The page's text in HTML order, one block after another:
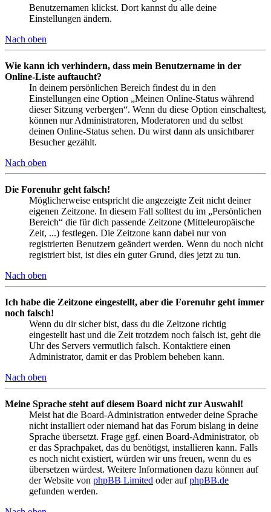
Benutzernamen klickst. Dort kannst du alle deine
Einstellungen ändern.
Nach oben
Wie kann ich verhindern, dass mein Benutzername in der
Online-Liste auftaucht?
In deinem persönlichen Bereich findest du in den
Einstellungen eine Option „Meinen Online-Status während
dieser Sitzung verbergen“. Wenn du diese Option einschaltest,
können nur Administratoren, Moderatoren und du selbst
deinen Online-Status sehen. Du wirst dann als unsichtbarer
Besucher gezählt.
Nach oben
Die Forenuhr geht falsch!
Möglicherweise entspricht die angezeigte Zeit nicht deiner
eigenen Zeitzone. In diesem Fall solltest du im „Persönlichen
Bereich“ die für dich passende Zeitzone (Mitteleuropäische
Zeit, ...) festlegen. Die Zeitzone kann dabei nur von
registrierten Benutzern geändert werden. Wenn du noch nicht
registriert bist, ist dies ein guter Grund, dies jetzt zu tun.
Nach oben
Ich habe die Zeitzone eingestellt, aber die Forenuhr geht immer
noch falsch!
Wenn du dir sicher bist, dass du die Zeitzone richtig
eingestellt hast und die Zeit trotzdem noch falsch ist, geht die
Uhr des Servers vermutlich falsch. Kontaktiere einen
Administrator, damit er das Problem beheben kann.
Nach oben
Meine Sprache steht auf diesem Board nicht zur Auswahl!
Meist hat die Board-Administration entweder deine Sprache
nicht installiert oder niemand hat das Forum bislang in deine
Sprache übersetzt. Frage ggf. einen Board-Administrator, ob
er das Sprachpaket, das du benötigst, installieren kann. Falls
es noch nicht existiert, würden wir uns freuen, wenn du es
übersetzen würdest. Weitere Informationen dazu können auf
der Website von phpBB Limited oder aufphpBB.de
gefunden werden.